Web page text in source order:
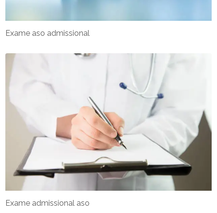
Exame aso admissional
Exame admissional aso